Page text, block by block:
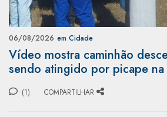
06/08/2026 em Cidade
Vídeo mostra caminhão
sendo atingido por picape na
(1) COMPARTILHAR